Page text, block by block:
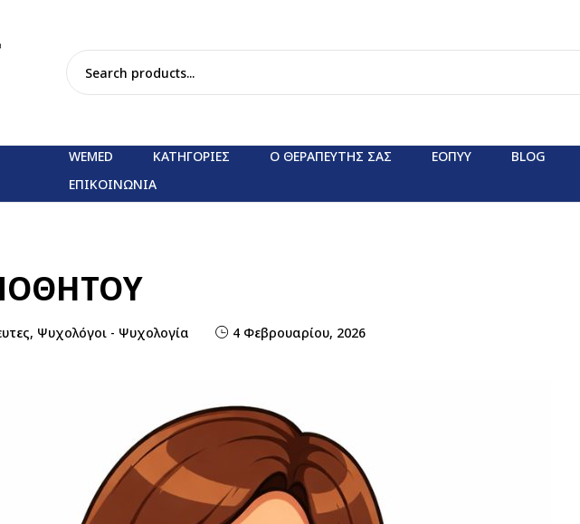
WEMED ΚΑΤΗΓΟΡΊΕΣ Ο ΘΕΡΑΠΕΥΤΗΣ ΣΑΣ ΕΟΠΥΥ BLOG
ΕΠΙΚΟΙΝΩΝΙΑ
, Ψυχολόγοι - Ψυχολογία 4 Φεβρουαρίου, 2026